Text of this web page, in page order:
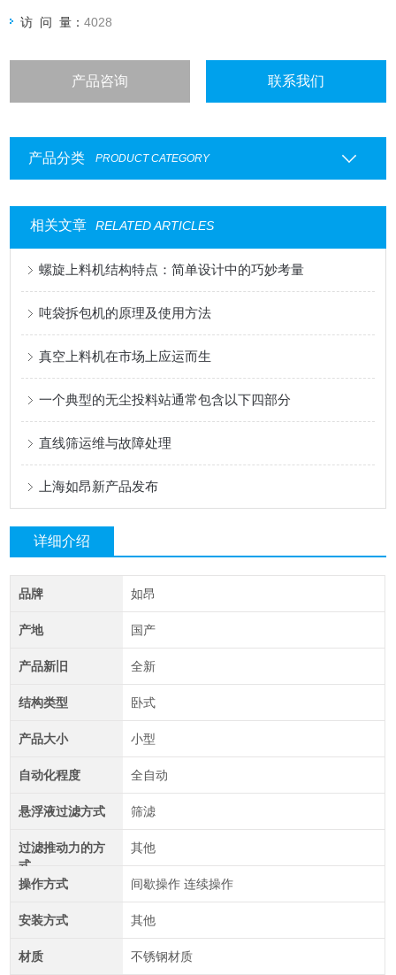
访 问 量：4028
产品咨询 联系我们
产品分类 PRODUCT CATEGORY
相关文章 RELATED ARTICLES
螺旋上料机结构特点：简单设计中的巧妙考量
吨袋拆包机的原理及使用方法
真空上料机在市场上应运而生
一个典型的无尘投料站通常包含以下四部分
直线筛运维与故障处理
上海如昂新产品发布
详细介绍
品牌 如昂
产地 国产
产品新旧 全新
结构类型 卧式
产品大小 小型
自动化程度 全自动
悬浮液过滤方式 筛滤
过滤推动力的方
式
其他
操作方式 间歇操作 连续操作
安装方式 其他
材质 不锈钢材质